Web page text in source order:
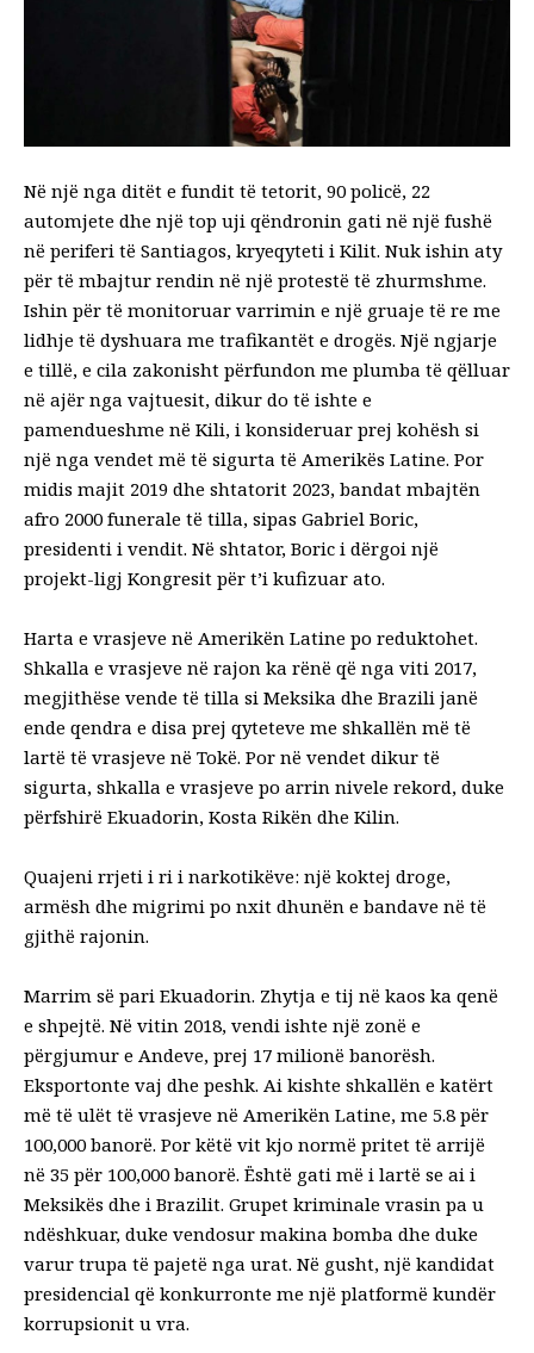
Në një nga ditët e fundit të tetorit, 90 policë, 22
automjete dhe një top uji qëndronin gati në një fushë
në periferi të Santiagos, kryeqyteti i Kilit. Nuk ishin aty
për të mbajtur rendin në një protestë të zhurmshme.
Ishin për të monitoruar varrimin e një gruaje të re me
lidhje të dyshuara me trafikantët e drogës. Një ngjarje
e tillë, e cila zakonisht përfundon me plumba të qëlluar
në ajër nga vajtuesit, dikur do të ishte e
pamendueshme në Kili, i konsideruar prej kohësh si
një nga vendet më të sigurta të Amerikës Latine. Por
midis majit 2019 dhe shtatorit 2023, bandat mbajtën
afro 2000 funerale të tilla, sipas Gabriel Boric,
presidenti i vendit. Në shtator, Boric i dërgoi një
projekt-ligj Kongresit për t’i kufizuar ato.
Harta e vrasjeve në Amerikën Latine po reduktohet.
Shkalla e vrasjeve në rajon ka rënë që nga viti 2017,
megjithëse vende të tilla si Meksika dhe Brazili janë
ende qendra e disa prej qyteteve me shkallën më të
lartë të vrasjeve në Tokë. Por në vendet dikur të
sigurta, shkalla e vrasjeve po arrin nivele rekord, duke
përfshirë Ekuadorin, Kosta Rikën dhe Kilin.
Quajeni rrjeti i ri i narkotikëve: një koktej droge,
armësh dhe migrimi po nxit dhunën e bandave në të
gjithë rajonin.
Marrim së pari Ekuadorin. Zhytja e tij në kaos ka qenë
e shpejtë. Në vitin 2018, vendi ishte një zonë e
përgjumur e Andeve, prej 17 milionë banorësh.
Eksportonte vaj dhe peshk. Ai kishte shkallën e katërt
më të ulët të vrasjeve në Amerikën Latine, me 5.8 për
100,000 banorë. Por këtë vit kjo normë pritet të arrijë
në 35 për 100,000 banorë. Është gati më i lartë se ai i
Meksikës dhe i Brazilit. Grupet kriminale vrasin pa u
ndëshkuar, duke vendosur makina bomba dhe duke
varur trupa të pajetë nga urat. Në gusht, një kandidat
presidencial që konkurronte me një platformë kundër
korrupsionit u vra.